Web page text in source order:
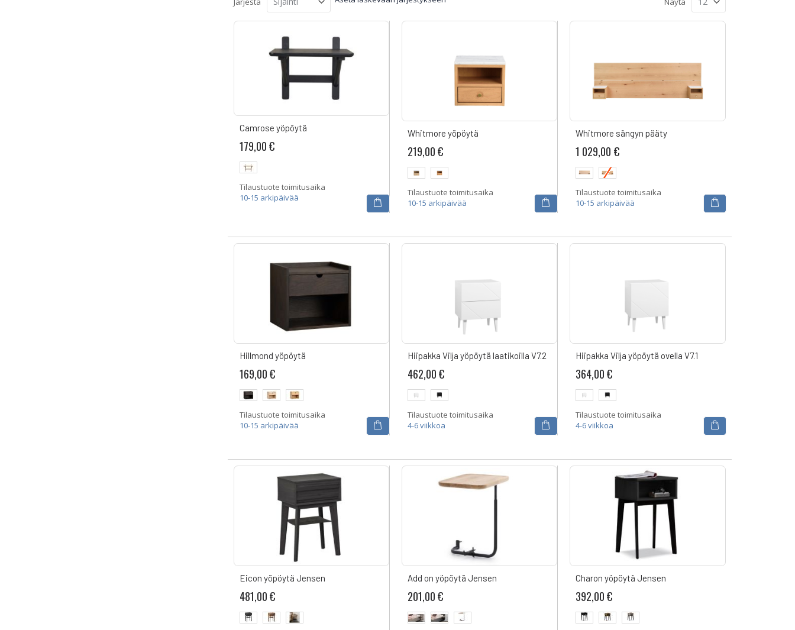
Camrose yöpöytä
179,00 €
Tilaustuote toimitusaika
10-15 arkipäivää
Whitmore yöpöytä
219,00 €
Tilaustuote toimitusaika
10-15 arkipäivää
Whitmore sängyn pääty
1 029,00 €
Tilaustuote toimitusaika
10-15 arkipäivää
Hillmond yöpöytä
169,00 €
Tilaustuote toimitusaika
10-15 arkipäivää
Hiipakka Vilja yöpöytä laatikoilla V7.2
462,00 €
Tilaustuote toimitusaika
4-6 viikkoa
Hiipakka Vilja yöpöytä ovella V7.1
364,00 €
Tilaustuote toimitusaika
4-6 viikkoa
Eicon yöpöytä Jensen
481,00 €
Add on yöpöytä Jensen
201,00 €
Charon yöpöytä Jensen
392,00 €